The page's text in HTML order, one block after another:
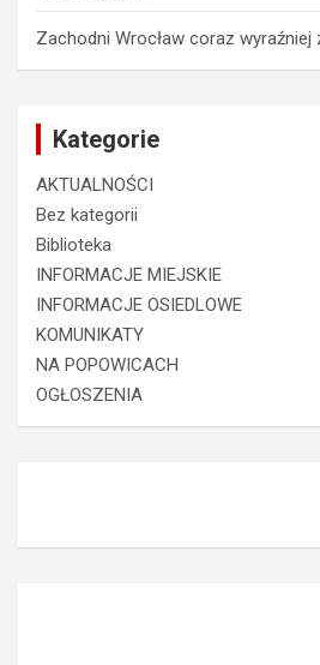
Zachodni Wrocław coraz wyraźniej
Kategorie
AKTUALNOŚCI
Bez kategorii
Biblioteka
INFORMACJE MIEJSKIE
INFORMACJE OSIEDLOWE
KOMUNIKATY
NA POPOWICACH
OGŁOSZENIA